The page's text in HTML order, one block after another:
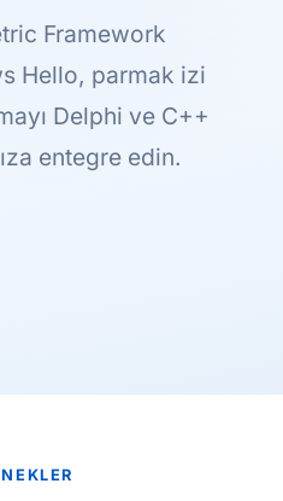
Framework
Hello, parmak izi
Delphi ve C++
entegre edin.